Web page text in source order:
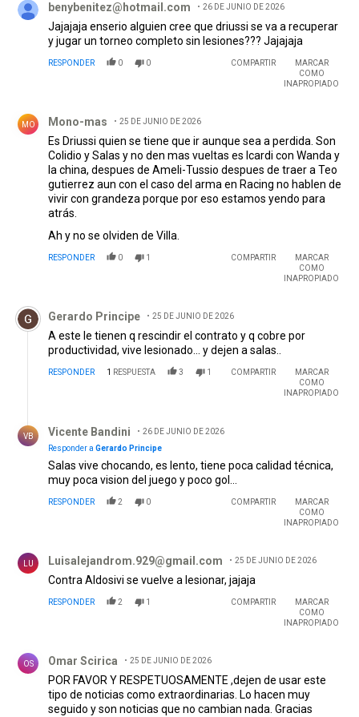
benybenitez@hotmail.com 26 DE JUNIO DE 2026
Jajajaja enserio alguien cree que driussi se va a recuperar
y jugar un torneo completo sin lesiones??? Jajajaja
RESPONDER 0 0 COMPARTIR
MARCAR
COMO
INAPROPIADO
MO Mono-mas 25 DE JUNIO DE 2026
Es Driussi quien se tiene que ir aunque sea a perdida. Son
Colidio y Salas y no den mas vueltas es Icardi con Wanda y
la china, despues de Ameli-Tussio despues de traer a Teo
gutierrez aun con el caso del arma en Racing no hablen de
vivir con grandeza porque por eso estamos yendo para
atrás.
Ah y no se olviden de Villa.
RESPONDER 0 1 COMPARTIR
MARCAR
COMO
INAPROPIADO
Comentario de Gerardo Principe.
Gerardo Principe 25 DE JUNIO DE 2026
A este le tienen q rescindir el contrato y q cobre por
productividad, vive lesionado... y dejen a salas..
RESPONDER 1 RESPUESTA 3 1 COMPARTIR
MARCAR
COMO
INAPROPIADO
VB Vicente Bandini
26 DE JUNIO DE 2026
Responder a Gerardo Principe
Salas vive chocando, es lento, tiene poca calidad técnica,
muy poca vision del juego y poco gol...
RESPONDER 2 0 COMPARTIR
MARCAR
COMO
INAPROPIADO
LU Luisalejandrom.929@gmail.com 25 DE JUNIO DE 2026
Contra Aldosivi se vuelve a lesionar, jajaja
RESPONDER 2 1 COMPARTIR
MARCAR
COMO
INAPROPIADO
OS Omar Scirica 25 DE JUNIO DE 2026
POR FAVOR Y RESPETUOSAMENTE ,dejen de usar este
tipo de noticias como extraordinarias. Lo hacen muy
seguido y son noticias que no cambian nada. Gracias